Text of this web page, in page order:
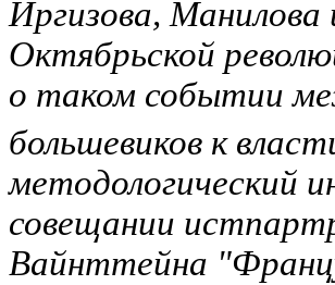
Иргизова,
Октябрьской
о таком событии
большевиков к
методологический
совещании
Вайнттейна